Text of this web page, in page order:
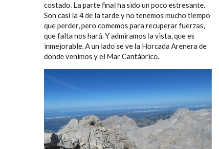
costado. La parte final ha sido un poco estresante.
Son casi la 4 de la tarde y no tenemos mucho tiempo
que perder, pero comemos para recuperar fuerzas,
que falta nos hará. Y admiramos la vista, que es
inmejorable. A un lado se ve la Horcada Arenera de
donde venimos y el Mar Cantábrico.